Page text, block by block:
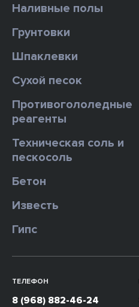
Наливные полы
Грунтовки
Шпаклевки
Сухой песок
Противогололедные
реагенты
Техническая соль и
пескосоль
Бетон
Известь
Гипс
ТЕЛЕФОН
8 (968) 882-46-24